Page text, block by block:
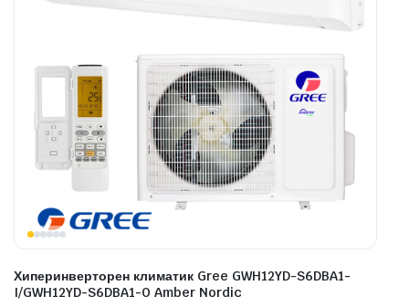
Хиперинверторен климатик Gree GWH12YD-S6DBA1-
I/GWH12YD-S6DBA1-O Amber Nordic